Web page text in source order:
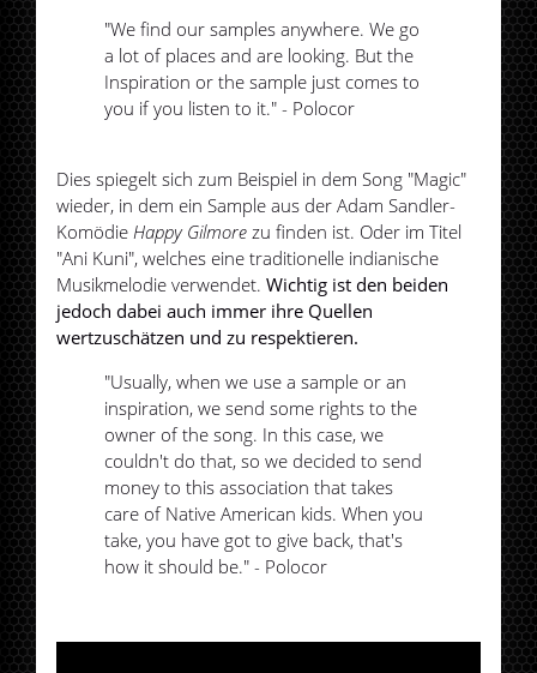
"We find our samples anywhere. We go
a lot of places and are looking. But the
Inspiration or the sample just comes to
you if you listen to it." - Polocor
Dies spiegelt sich zum Beispiel in dem Song "Magic"
wieder, in dem ein Sample aus der Adam Sandler-
KomödieHappy Gilmore zu finden ist. Oder im Titel
"Ani Kuni", welches eine traditionelle indianische
Musikmelodie verwendet.Wichtig ist den beiden
jedoch dabei auch immer ihre Quellen
wertzuschätzen und zu respektieren.
"Usually, when we use a sample or an
inspiration, we send some rights to the
owner of the song. In this case, we
couldn't do that, so we decided to send
money to this association that takes
care of Native American kids. When you
take, you have got to give back, that's
how it should be." - Polocor